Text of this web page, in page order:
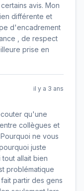
avis. Mon
différente et
d'encadrement
, de respect
prise en
il y a 3 ans
qu'une
collègues et
ne vous
juste
allait bien
problématique
partir des gens